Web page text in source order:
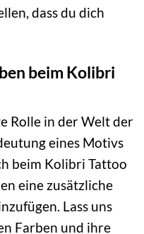
dass du dich
beim Kolibri
Rolle in der Welt der
eines Motivs
beim Kolibri Tattoo
eine zusätzliche
Lass uns
Farben und ihre